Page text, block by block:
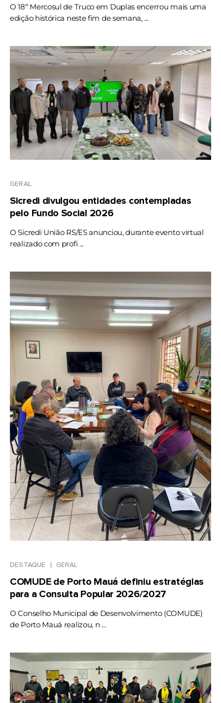
O 18º Mercosul de Truco em Duplas encerrou mais uma
edição histórica neste fim de semana, ...
GERAL
Sicredi divulgou entidades contempladas
pelo Fundo Social 2026
O Sicredi União RS/ES anunciou, durante evento virtual
realizado com profi ...
DESTAQUE GERAL
COMUDE de Porto Mauá definiu estratégias
para a Consulta Popular 2026/2027
O Conselho Municipal de Desenvolvimento (COMUDE)
de Porto Mauá realizou, n ...